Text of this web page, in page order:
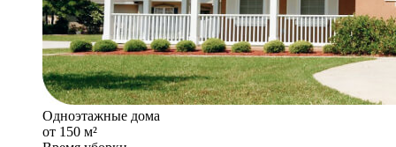
Одноэтажные дома
от 150 м²